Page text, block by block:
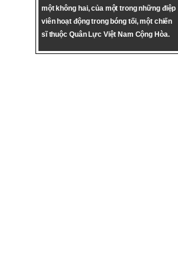
một không hai, của một trong những điệp
viên hoạt động trong bóng tối, một chiến
sĩ thuộc Quân Lực Việt Nam Cộng Hòa.